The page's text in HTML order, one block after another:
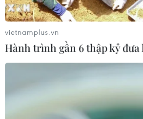
vietnamplus.vn
Hành trình gần 6 thập kỷ đưa